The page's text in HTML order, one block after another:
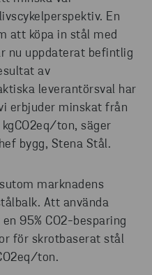
En
att köpa in stål med
nu uppdaterat befintlig
av
leverantörsval har
erbjuder minskat från
ton, säger
bygg, Stena Stål.
marknadens
Att använda
95% CO2-besparing
för skrotbaserat stål
ton.